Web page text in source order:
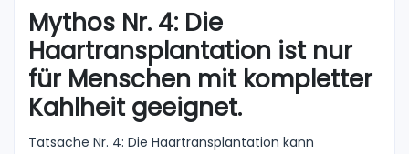
Mythos Nr. 4: Die
Haartransplantation ist nur
für Menschen mit kompletter
Kahlheit geeignet.
Tatsache Nr. 4: Die Haartransplantation kann